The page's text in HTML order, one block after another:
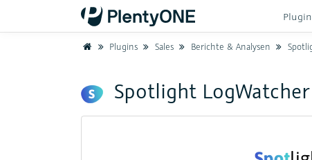
HomePlugins Sales Berichte & Analysen
Spotlight LogWatcher